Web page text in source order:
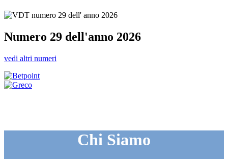
Numero 29 dell'anno 2026
vedi altri numeri
Chi Siamo